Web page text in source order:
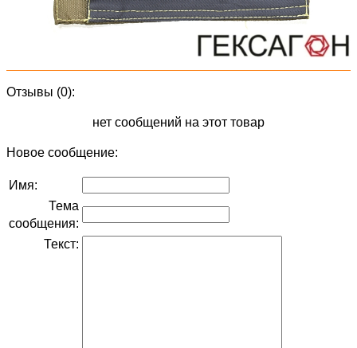
Отзывы (0):
нет сообщений на этот товар
Новое сообщение:
Имя:
Тема
сообщения:
Текст: